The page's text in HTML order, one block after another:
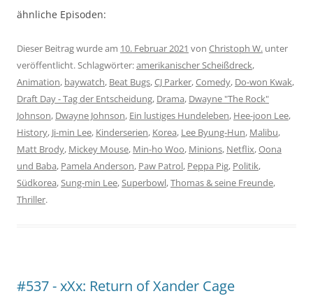
ähnliche Episoden:
Dieser Beitrag wurde am 10. Februar 2021 von Christoph W. unter
veröffentlicht. Schlagwörter:amerikanischer Scheißdreck,
Animation, baywatch, Beat Bugs,CJ Parker,Comedy, Do-won Kwak,
Draft Day - Tag der Entscheidung, Drama, Dwayne "The Rock"
Johnson, Dwayne Johnson, Ein lustiges Hundeleben, Hee-joon Lee,
History, Ji-min Lee, Kinderserien, Korea, Lee Byung-Hun, Malibu,
Matt Brody, Mickey Mouse, Min-ho Woo, Minions, Netflix,Oona
und Baba, Pamela Anderson, Paw Patrol, Peppa Pig, Politik,
Südkorea, Sung-min Lee, Superbowl,Thomas & seine Freunde,
Thriller.
#537 - xXx: Return of Xander Cage